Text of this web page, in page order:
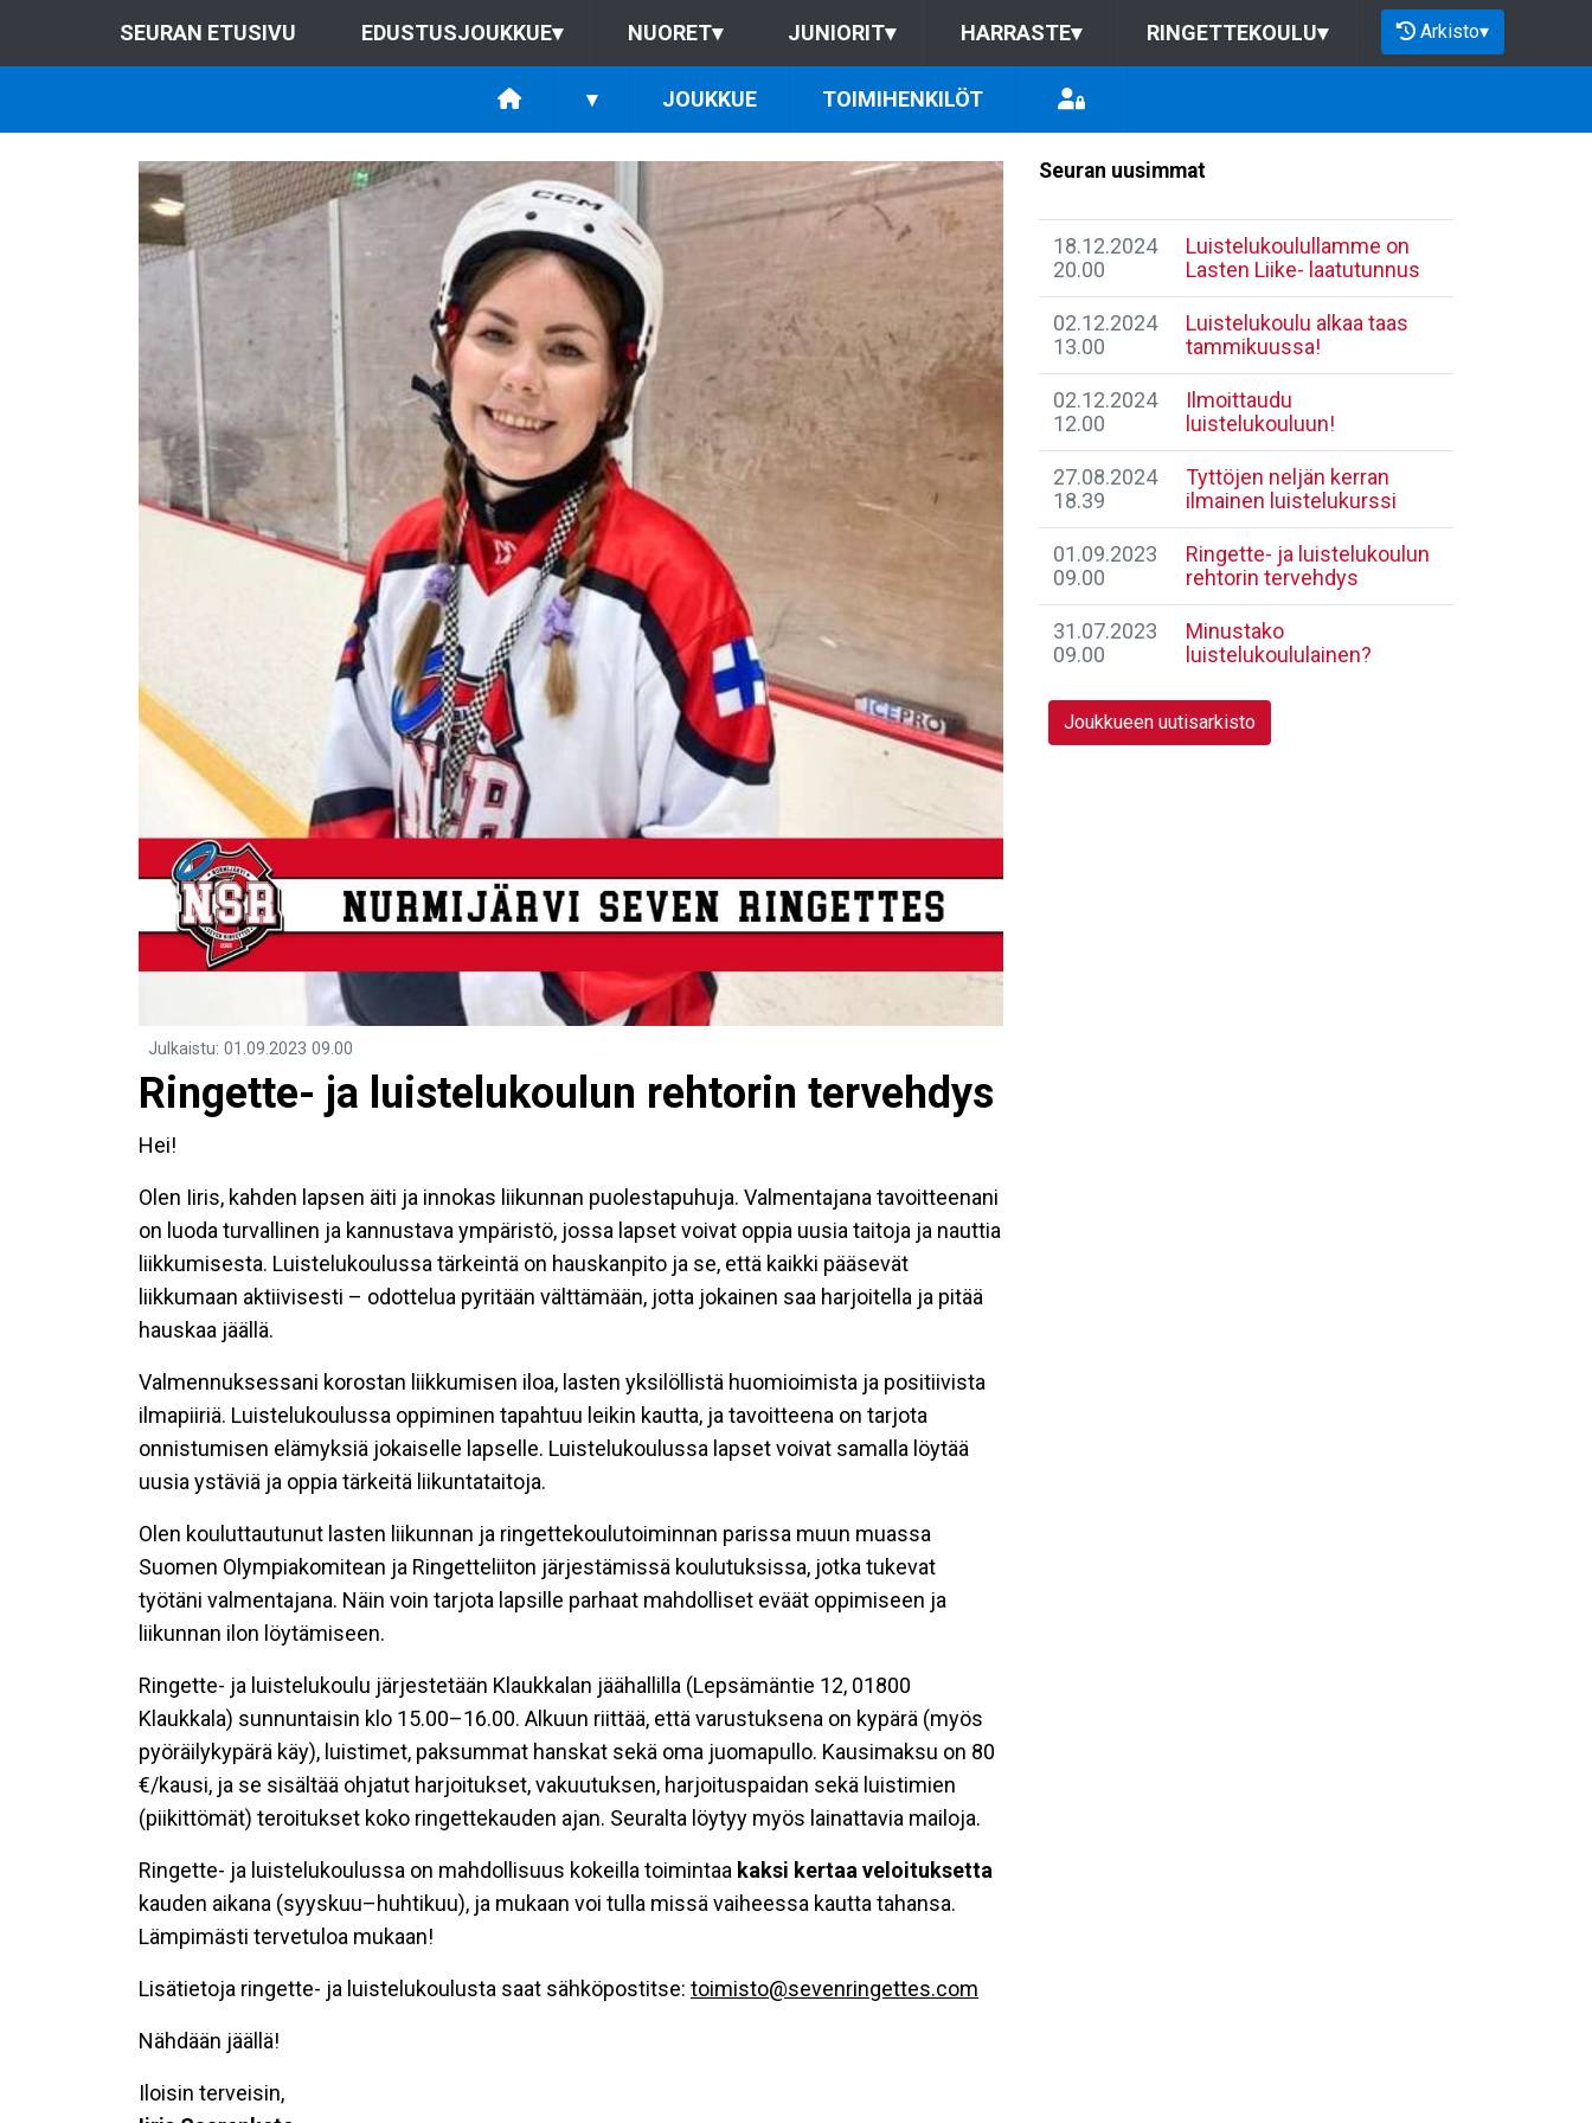
SEURAN ETUSIVU EDUSTUSJOUKKUE▾ NUORET▾ JUNIORIT▾ HARRASTE▾ RINGETTEKOULU▾ Arkisto▾
▾ JOUKKUE TOIMIHENKILÖT
Julkaistu: 01.09.2023 09.00
Ringette- ja luistelukoulun rehtorin tervehdys
Hei!
Olen Iiris, kahden lapsen äiti ja innokas liikunnan puolestapuhuja. Valmentajana tavoitteenani
on luoda turvallinen ja kannustava ympäristö, jossa lapset voivat oppia uusia taitoja ja nauttia
liikkumisesta. Luistelukoulussa tärkeintä on hauskanpito ja se, että kaikki pääsevät
liikkumaan aktiivisesti – odottelua pyritään välttämään, jotta jokainen saa harjoitella ja pitää
hauskaa jäällä.
Valmennuksessani korostan liikkumisen iloa, lasten yksilöllistä huomioimista ja positiivista
ilmapiiriä. Luistelukoulussa oppiminen tapahtuu leikin kautta, ja tavoitteena on tarjota
onnistumisen elämyksiä jokaiselle lapselle. Luistelukoulussa lapset voivat samalla löytää
uusia ystäviä ja oppia tärkeitä liikuntataitoja.
Olen kouluttautunut lasten liikunnan ja ringettekoulutoiminnan parissa muun muassa
Suomen Olympiakomitean ja Ringetteliiton järjestämissä koulutuksissa, jotka tukevat
työtäni valmentajana. Näin voin tarjota lapsille parhaat mahdolliset eväät oppimiseen ja
liikunnan ilon löytämiseen.
Ringette- ja luistelukoulu järjestetään Klaukkalan jäähallilla (Lepsämäntie 12, 01800
Klaukkala) sunnuntaisin klo 15.00–16.00. Alkuun riittää, että varustuksena on kypärä (myös
pyöräilykypärä käy), luistimet, paksummat hanskat sekä oma juomapullo. Kausimaksu on 80
€/kausi, ja se sisältää ohjatut harjoitukset, vakuutuksen, harjoituspaidan sekä luistimien
(piikittömät) teroitukset koko ringettekauden ajan. Seuralta löytyy myös lainattavia mailoja.
Ringette- ja luistelukoulussa on mahdollisuus kokeilla toimintaa kaksi kertaa veloituksetta
kauden aikana (syyskuu–huhtikuu), ja mukaan voi tulla missä vaiheessa kautta tahansa.
Lämpimästi tervetuloa mukaan!
Lisätietoja ringette- ja luistelukoulusta saat sähköpostitse: toimisto@sevenringettes.com
Nähdään jäällä!
Iloisin terveisin,
Seuran uusimmat
18.12.2024
20.00
Luistelukoulullamme on
Lasten Liike- laatutunnus
02.12.2024
13.00
Luistelukoulu alkaa taas
tammikuussa!
02.12.2024
12.00
Ilmoittaudu
luistelukouluun!
27.08.2024
18.39
Tyttöjen neljän kerran
ilmainen luistelukurssi
01.09.2023
09.00
Ringette- ja luistelukoulun
rehtorin tervehdys
31.07.2023
09.00
Minustako
luistelukoululainen?
Joukkueen uutisarkisto